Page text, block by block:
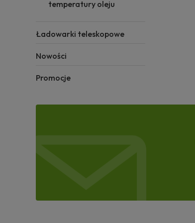
temperatury oleju
Ładowarki teleskopowe
Nowości
Promocje